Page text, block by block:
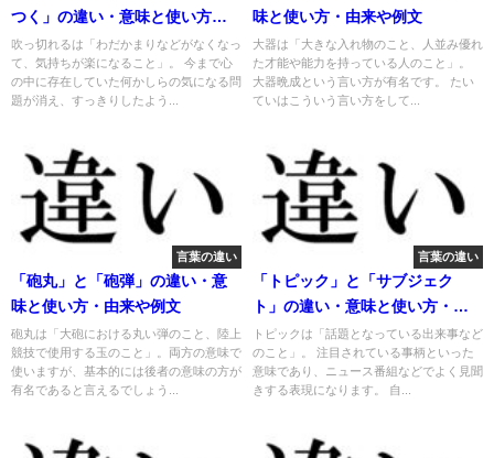
つく」の違い・意味と使い方・
由来や例文
吹っ切れるは「わだかまりなどがなくなっ
て、気持ちが楽になること」。 今まで心
の中に存在していた何かしらの気になる問
題が消え、すっきりしたよう...
味と使い方・由来や例文
大器は「大きな入れ物のこと、人並み優れ
た才能や能力を持っている人のこと」。
大器晩成という言い方が有名です。 たい
ていはこういう言い方をして...
言葉の違い
「砲丸」と「砲弾」の違い・意
味と使い方・由来や例文
砲丸は「大砲における丸い弾のこと、陸上
競技で使用する玉のこと」。両方の意味で
使いますが、基本的には後者の意味の方が
有名であると言えるでしょう...
言葉の違い
「トピック」と「サブジェク
ト」の違い・意味と使い方・由
来や例文
トピックは「話題となっている出来事など
のこと」。 注目されている事柄といった
意味であり、ニュース番組などでよく見聞
きする表現になります。 自...